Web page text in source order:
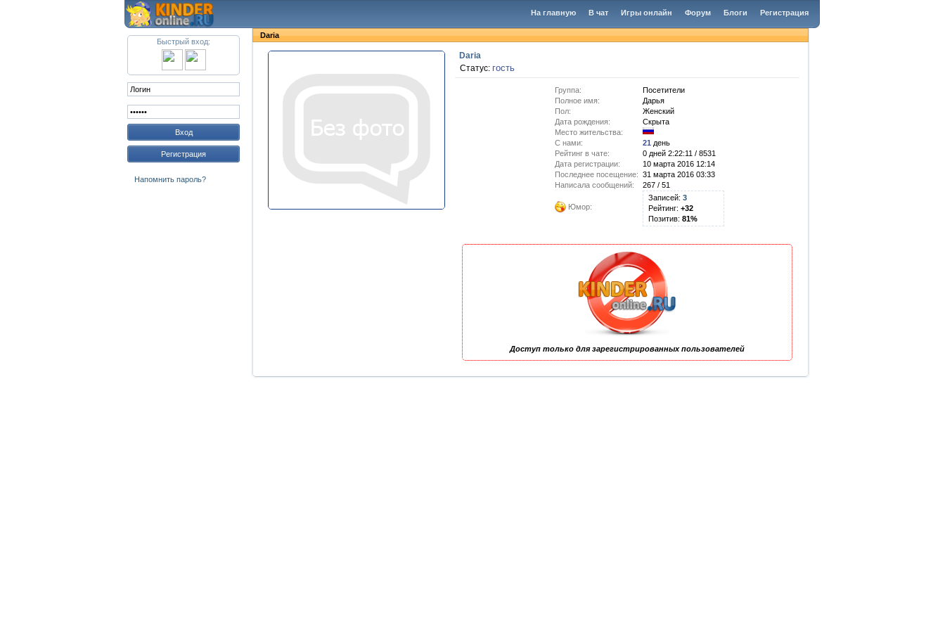
Регистрация
Блоги
Форум
Игры онлайн
В чат
На главную
Быстрый вход:
Вход
Регистрация
Напомнить пароль?
Daria
Daria
Статус: гость
Группа:
Посетители
Полное имя:
Дарья
Пол:
Женский
Дата рождения:
Скрыта
Место жительства:
C нами:
21 день
Рейтинг в чате:
0 дней 2:22:11 / 8531
Дата регистрации:
10 марта 2016 12:14
Последнее посещение: 31 марта 2016 03:33
Написала сообщений:
267 / 51
Юмор:
Записей: 3
Рейтинг: +32
Позитив: 81%
Доступ только для зарегистрированных пользователей